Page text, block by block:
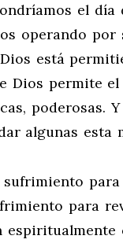
el día
operando
está
Dios permite
poderosas.
algunas esta
sufrimiento
para